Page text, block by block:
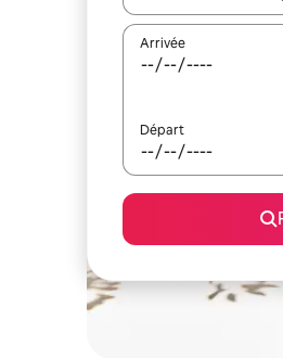
Arrivée
Départ